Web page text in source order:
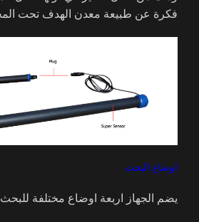
فكرة عن طبيعة معدن الهدف تحت
اوضاع البحث
يضم الجهاز اربعة اوضاع مختلفة